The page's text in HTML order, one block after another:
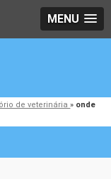
MENU
de veterinária» onde